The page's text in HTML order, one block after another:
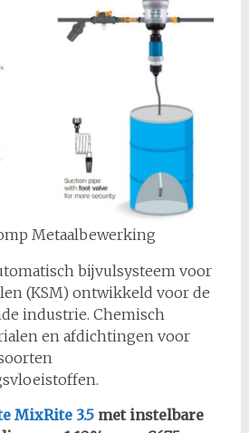
Metaalbewerking
bijvulsysteem voor
(KSM) ontwikkeld voor de
industrie. Chemisch
en afdichtingen voor
MixRite 3.5met instelbare